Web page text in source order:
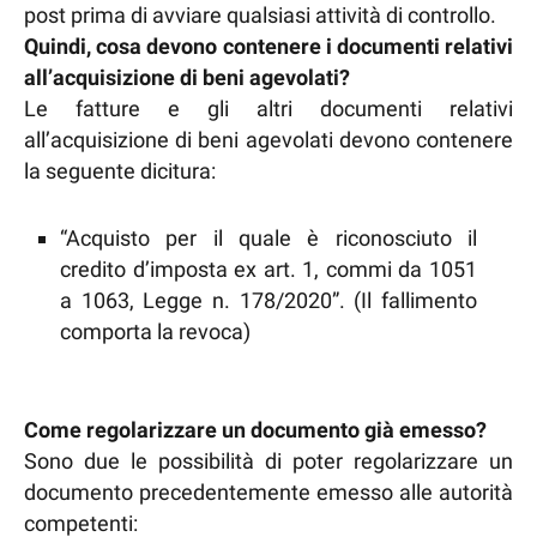
post prima di avviare qualsiasi attività di controllo.
Quindi, cosa devono contenere i documenti relativi
all’acquisizione di beni agevolati?
Le fatture e gli altri documenti relativi
all’acquisizione di beni agevolati devono contenere
la seguente dicitura:
“Acquisto per il quale è riconosciuto il
credito d’imposta ex art. 1, commi da 1051
a 1063, Legge n. 178/2020”. (Il fallimento
comporta la revoca)
Come regolarizzare un documento già emesso?
Sono due le possibilità di poter regolarizzare un
documento precedentemente emesso alle autorità
competenti: